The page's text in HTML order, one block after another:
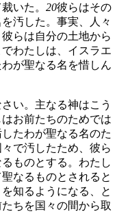
いた。 20彼らはその
汚した。事実、人々
らは自分の土地から
でわたしは、イスラエ
が聖なる名を惜しん
い。主なる神はこう
お前たちのためでは
たわが聖なる名のた
で汚したため、彼ら
ものとする。わたし
なるものとされると
知るようになる、と
ちを国々の間から取